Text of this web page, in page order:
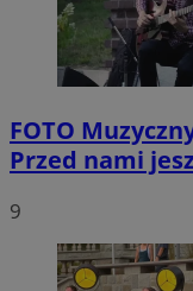
FOTO
Przed nami
9